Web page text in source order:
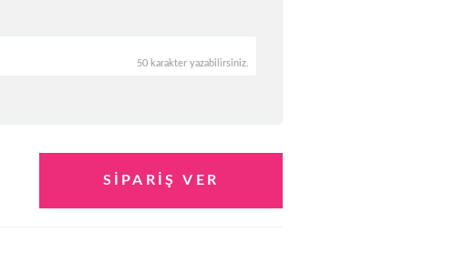
50 karakter yazabilirsiniz.